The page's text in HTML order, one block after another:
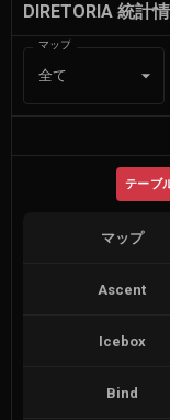
DIRETORIA 統計
マップ
全て
テーブ
マップ
Ascent
Icebox
Bind